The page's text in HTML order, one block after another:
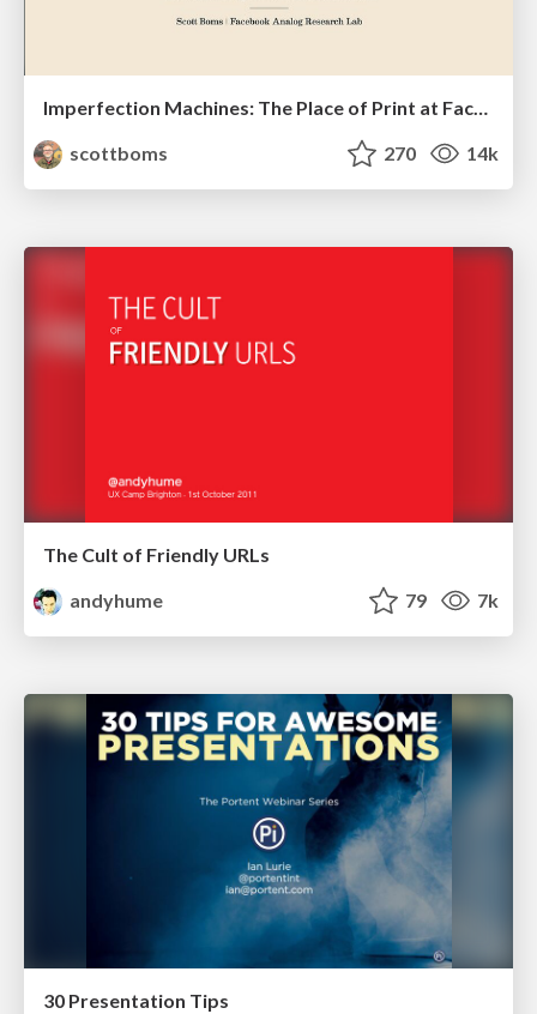
Imperfection Machines: The Place of Print at Facebook
scottboms
270 14k
The Cult of Friendly URLs
andyhume
79 7k
30 Presentation Tips